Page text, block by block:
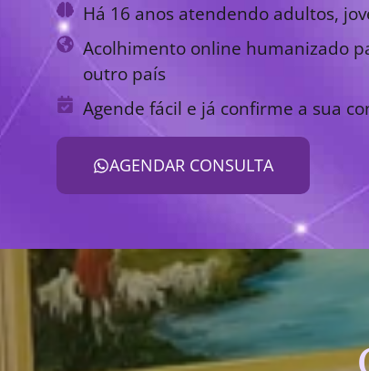
Há 16 anos atendendo adultos,
Acolhimento online humanizado
outro país
Agende fácil e já confirme a sua
AGENDAR CONSULTA